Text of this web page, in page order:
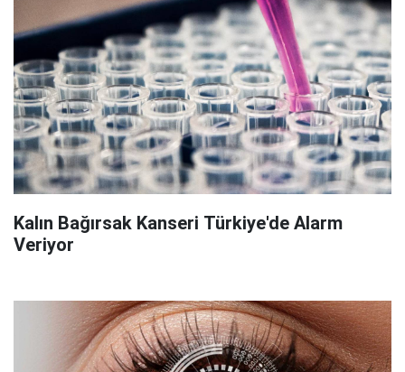
Kalın Bağırsak Kanseri Türkiye'de Alarm
Veriyor